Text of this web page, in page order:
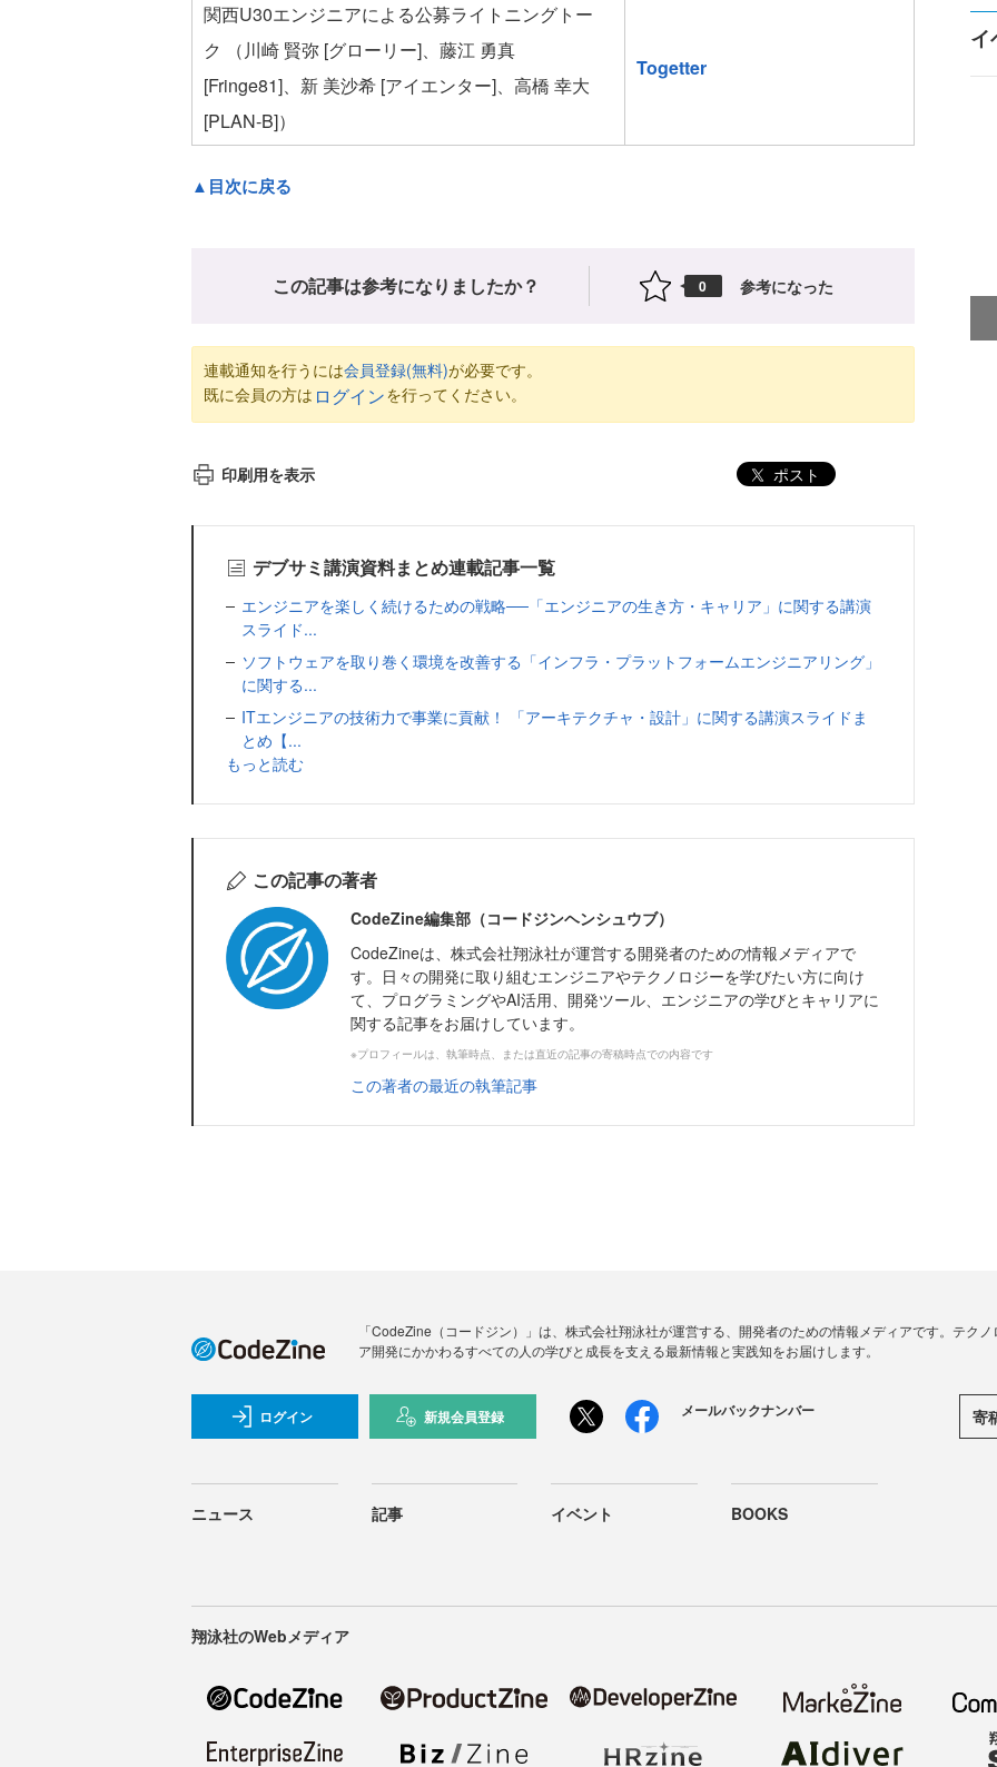
関西U30エンジニアによる公募ライトニングトー
ク （川崎 賢弥 [グローリー]、藤江 勇真
[Fringe81]、新 美沙希 [アイエンター]、高橋 幸大
[PLAN-B]）
Togetter
▲目次に戻る
この記事は参考になりましたか？ 0 参考になった
連載通知を行うには会員登録(無料)が必要です。
既に会員の方は ログインを行ってください。
印刷用を表示 ポスト
デブサミ講演資料まとめ連載記事一覧
エンジニアを楽しく続けるための戦略──「エンジニアの生き方・キャリア」に関する講演
スライド...
ソフトウェアを取り巻く環境を改善する「インフラ・プラットフォームエンジニアリング」
に関する...
ITエンジニアの技術力で事業に貢献！ 「アーキテクチャ・設計」に関する講演スライドま
とめ【...
もっと読む
この記事の著者
CodeZine編集部（コードジンヘンシュウブ）
CodeZineは、株式会社翔泳社が運営する開発者のための情報メディアで
す。日々の開発に取り組むエンジニアやテクノロジーを学びたい方に向け
て、プログラミングやAI活用、開発ツール、エンジニアの学びとキャリアに
関する記事をお届けしています。
※プロフィールは、執筆時点、または直近の記事の寄稿時点での内容です
この著者の最近の執筆記事
イ
「CodeZine（コードジン）」は、株式会社翔泳社が運営する、開発者のための情報メディアです。テク
ア開発にかかわるすべての人の学びと成長を支える最新情報と実践知をお届けします。
ログイン 新規会員登録 メールバックナンバー 寄
ニュース 記事 イベント BOOKS
翔泳社のWebメディア